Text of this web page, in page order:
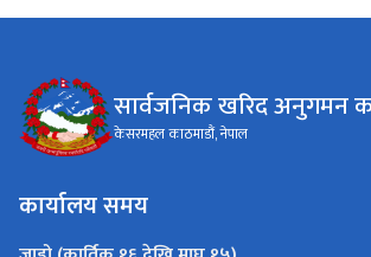
सार्वजनिक खरिद अनुगमन
केसरमहल काठमाडौं, नेपाल
कार्यालय समय